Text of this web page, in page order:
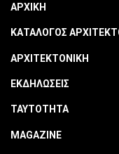
ΑΡΧΙΚΗ
ΚΑΤΑΛΟΓΟΣ
ΑΡΧΙΤΕΚΤΟΝΙΚΗ
ΕΚΔΗΛΩΣΕΙΣ
ΤΑΥΤΟΤΗΤΑ
MAGAZINE